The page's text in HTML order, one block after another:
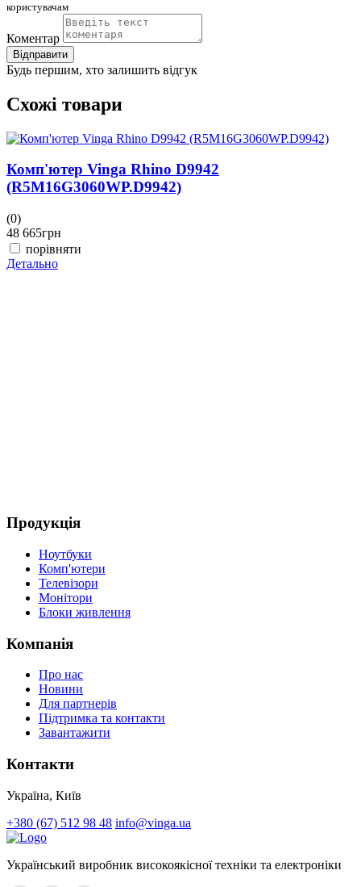
користувачам
Коментар
Відправити
Будь першим, хто залишить відгук
Схожі товари
Комп'ютер Vinga Rhino D9942
(R5M16G3060WP.D9942)
(0)
48 665грн
порівняти
Детально
Продукція
Ноутбуки
Комп'ютери
Телевізори
Монітори
Блоки живлення
Компанія
Про нас
Новини
Для партнерів
Підтримка та контакти
Завантажити
Контакти
Україна, Київ
+380 (67) 512 98 48 info@vinga.ua
Український виробник високоякісної техніки та електроніки